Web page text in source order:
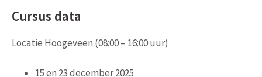
Cursus data
Locatie Hoogeveen (08:00 – 16:00 uur)
15 en 23 december 2025